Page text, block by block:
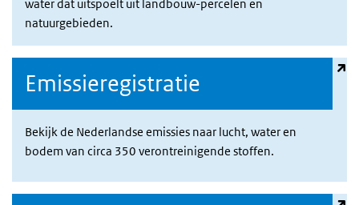
water dat uitspoelt uit landbouw-percelen en
natuurgebieden.
Emissieregistratie
Bekijk de Nederlandse emissies naar lucht, water en
bodem van circa 350 verontreinigende stoffen.